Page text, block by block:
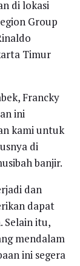
di lokasi
Group
Timur
Francky
ini
kami untuk
di
banjir.
dan
dapat
Selain itu,
mendalam
ini segera